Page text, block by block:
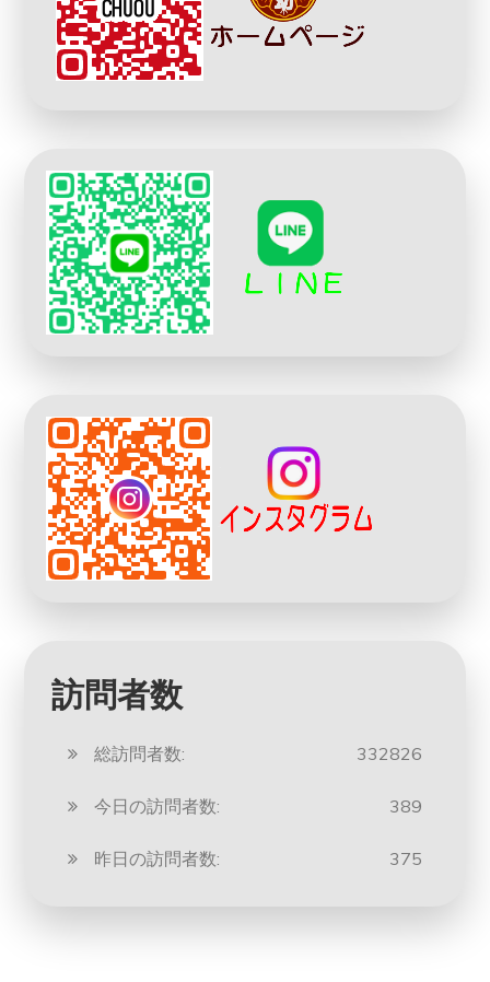
訪問者数
332826
総訪問者数:
389
今日の訪問者数:
375
昨日の訪問者数: